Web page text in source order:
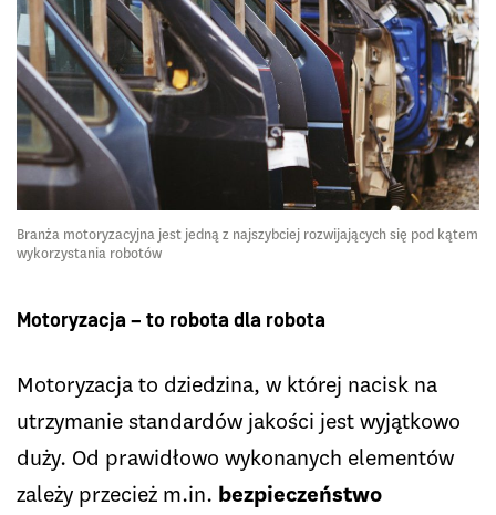
Branża motoryzacyjna jest jedną z najszybciej rozwijających się pod kątem
wykorzystania robotów
Motoryzacja – to robota dla robota
Motoryzacja to dziedzina, w której nacisk na
utrzymanie standardów jakości jest wyjątkowo
duży. Od prawidłowo wykonanych elementów
zależy przecież m.in. bezpieczeństwo